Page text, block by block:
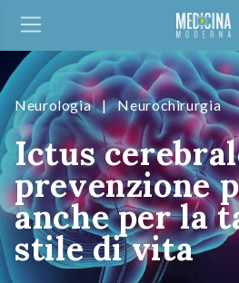
Neurologia | Neurochirurgia
Ictus
prevenzione
anche per la
stile di vita